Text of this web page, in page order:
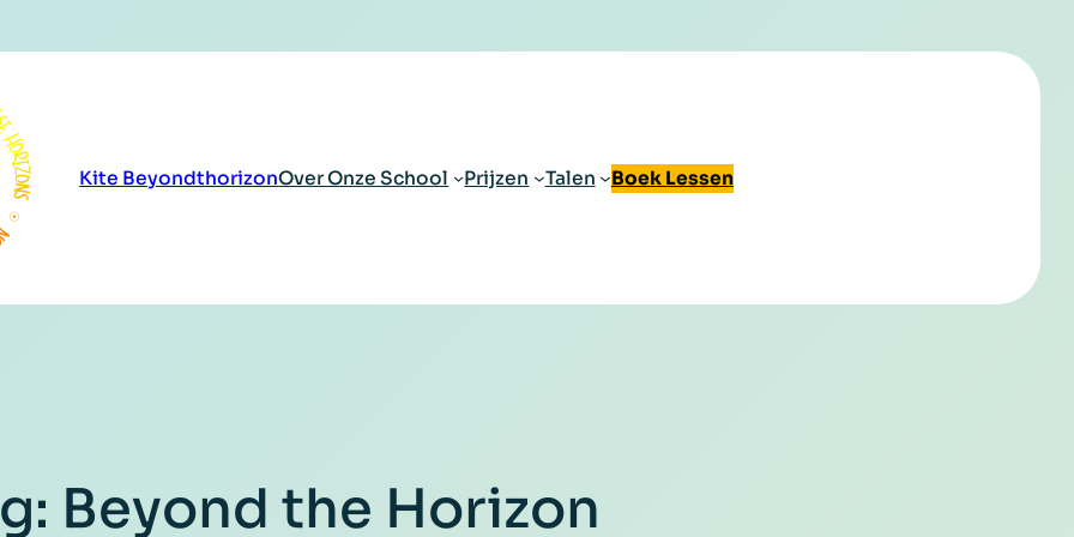
Kite BeyondthorizonOver Onze School Prijzen Talen Boek Lessen
Beyond the Horizon